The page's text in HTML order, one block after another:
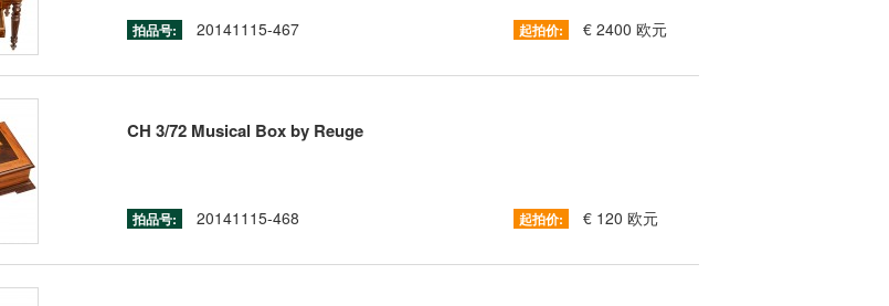
拍品号: 20141115-467 起拍价: € 2400 欧元
CH 3/72 Musical Box by Reuge
拍品号: 20141115-468 起拍价: € 120 欧元